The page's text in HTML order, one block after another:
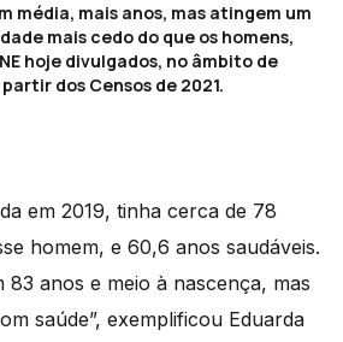
média, mais anos, mas atingem um
mais cedo do que os homens,
hoje divulgados, no âmbito de
dos Censos de 2021.
em 2019, tinha cerca de 78
homem, e 60,6 anos saudáveis.
83 anos e meio à nascença, mas
saúde”, exemplificou Eduarda